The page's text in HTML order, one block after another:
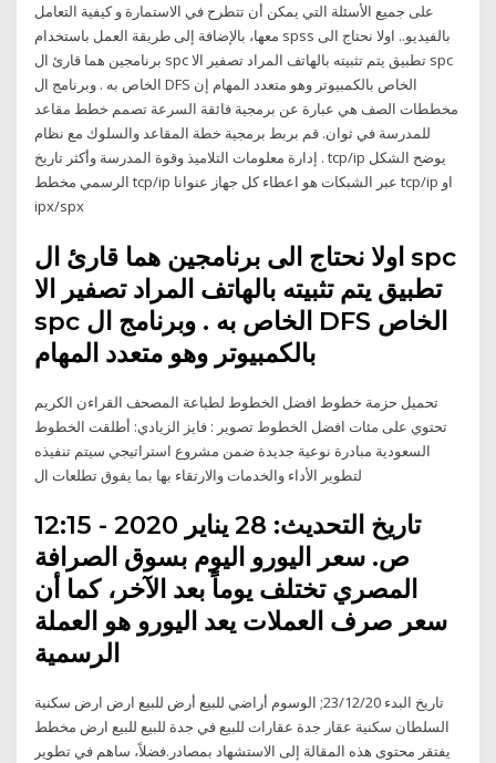
على جميع الأسئلة التي يمكن أن تتطرح في الاستمارة و كيفية التعامل
معها، بالإضافة إلى طريقة العمل باستخدام spss بالفيديو.. اولا نحتاج الى
برنامجين هما قارئ ال spc تطبيق يتم تثبيته بالهاتف المراد تصفير الا spc
الخاص به . وبرنامج ال DFS الخاص بالكمبيوتر وهو متعدد المهام إن
مخططات الصف هي عبارة عن برمجية فائقة السرعة تصمم خطط مقاعد
للمدرسة في ثوان. قم بربط برمجية خطة المقاعد والسلوك مع نظام
إدارة معلومات التلاميذ وقوة المدرسة وأكثر تاريخ . tcp/ip يوضح الشكل
الرسمي مخطط tcp/ip عبر الشبكات هو اعطاء كل جهاز عنوانا tcp/ip او
ipx/spx
اولا نحتاج الى برنامجين هما قارئ ال spc
تطبيق يتم تثبيته بالهاتف المراد تصفير الا
spc الخاص به . وبرنامج ال DFS الخاص
بالكمبيوتر وهو متعدد المهام
تحميل حزمة خطوط افضل الخطوط لطباعة المصحف القراءن الكريم
تحتوي على مئات افضل الخطوط تصوير : فايز الزيادي: أطلقت الخطوط
السعودية مبادرة نوعية جديدة ضمن مشروع استراتيجي سيتم تنفيذه
لتطوير الأداء والخدمات والارتقاء بها بما يفوق تطلعات ال
تاريخ التحديث: 28 يناير 2020 - 12:15
ص. سعر اليورو اليوم بسوق الصرافة
المصري تختلف يوماً بعد الآخر، كما أن
سعر صرف العملات يعد اليورو هو العملة
تاريخ البدء 23/12/20; الوسوم أراضي للبيع أرض للبيع ارض ارض سكنية
السلطان سكنية عقار جدة عقارات للبيع في جدة للبيع للبيع ارض مخطط
يفتقر محتوى هذه المقالة إلى الاستشهاد بمصادر.فضلاً، ساهم في تطوير